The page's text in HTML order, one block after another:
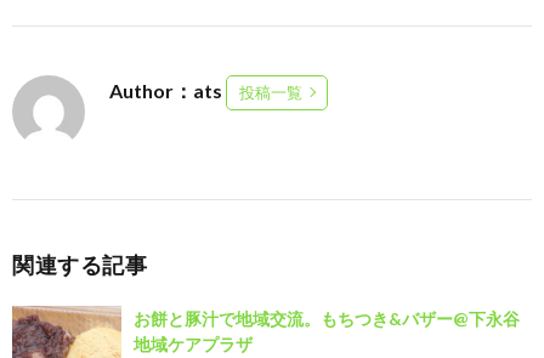
Author：ats 投稿一覧
関連する記事
お餅と豚汁で地域交流。もちつき&バザー@下永谷
地域ケアプラザ